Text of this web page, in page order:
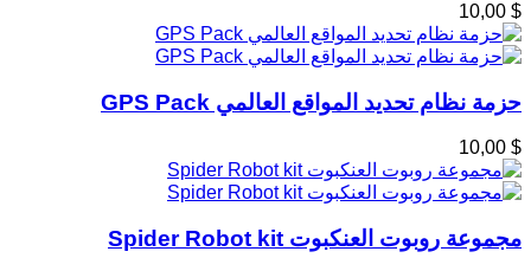
$ 10,00
حزمة نظام تحديد المواقع العالمي GPS Pack
$ 10,00
مجموعة روبوت العنكبوت Spider Robot kit